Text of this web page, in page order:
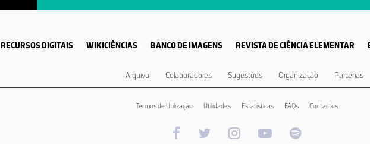
RECURSOS DIGITAIS WIKICIÊNCIAS BANCO DE IMAGENS REVISTA DE CIÊNCIA ELEMENTAR
Arquivo Colaboradores Sugestões Organização Parcerias
Termos de Utilização Utilidades Estatísticas FAQs Contactos